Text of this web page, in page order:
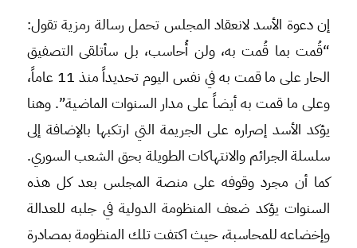
إن دعوة الأسد لانعقاد المجلس تحمل رسالة رمزية تقول:
“قُمت بما قُمت به، ولن أُحاسب، بل سأتلقى التصفيق
الحار على ما قمت به في نفس اليوم تحديداً منذ 11 عاماً،
وعلى ما قمت به أيضاً على مدار السنوات الماضية”. وهنا
يؤكد الأسد إصراره على الجريمة التي ارتكبها بالإضافة إلى
سلسلة الجرائم والانتهاكات الطويلة بحق الشعب السوري.
كما أن مجرد وقوفه على منصة المجلس بعد كل هذه
السنوات يؤكد ضعف المنظومة الدولية في جلبه للعدالة
وإخضاعه للمحاسبة، حيث اكتفت تلك المنظومة بمصادرة